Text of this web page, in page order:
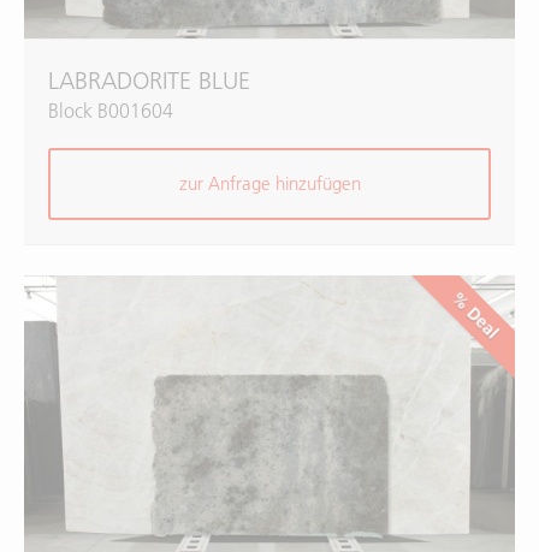
LABRADORITE BLUE
Block B001604
zur Anfrage hinzufügen
% Deal